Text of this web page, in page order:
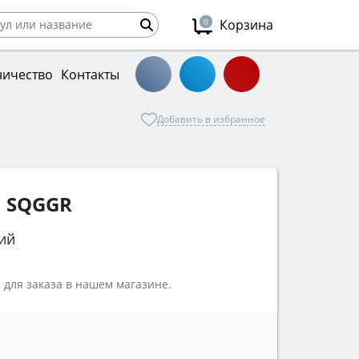
0 Корзина
Контакты
Добавить в избранное
заказа в нашем магазине.